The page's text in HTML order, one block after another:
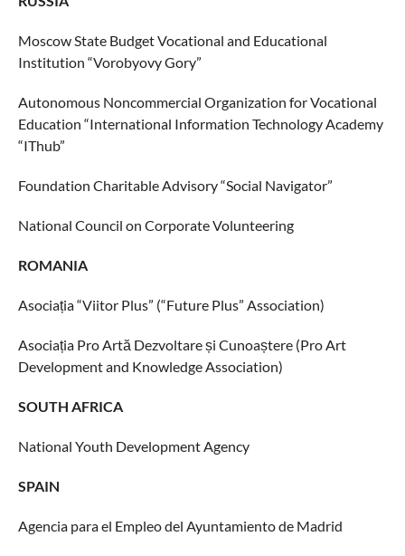
Moscow State Budget Vocational and Educational
Institution “Vorobyovy Gory”
Autonomous Noncommercial Organization for Vocational
Education “International Information Technology Academy
“IThub”
Foundation Charitable Advisory “Social Navigator”
National Council on Corporate Volunteering
ROMANIA
Asociația “Viitor Plus” (“Future Plus” Association)
Asociația Pro Artă Dezvoltare și Cunoaștere (Pro Art
Development and Knowledge Association)
SOUTH AFRICA
National Youth Development Agency
SPAIN
Agencia para el Empleo del Ayuntamiento de Madrid